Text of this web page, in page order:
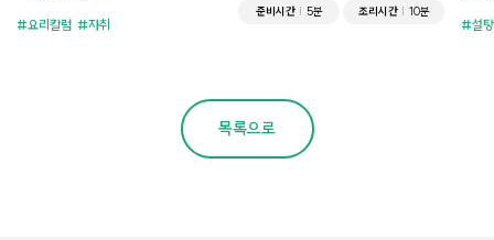
요리칼럼 자취
준비시간 5분 조리시간 10분
설탕
목록으로